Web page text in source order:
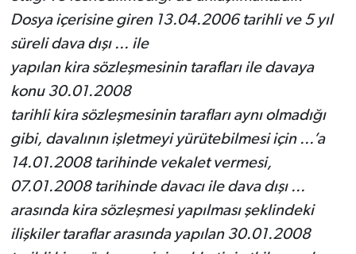
Dosya içerisine giren 13.04.2006 tarihli ve 5 yıl
süreli dava dışı ... ile
yapılan kira sözleşmesinin tarafları ile davaya
konu 30.01.2008
tarihli kira sözleşmesinin tarafları aynı olmadığı
gibi, davalının işletmeyi yürütebilmesi için ...’a
14.01.2008 tarihinde vekalet vermesi,
07.01.2008 tarihinde davacı ile dava dışı ...
arasında kira sözleşmesi yapılması şeklindeki
ilişkiler taraflar arasında yapılan 30.01.2008